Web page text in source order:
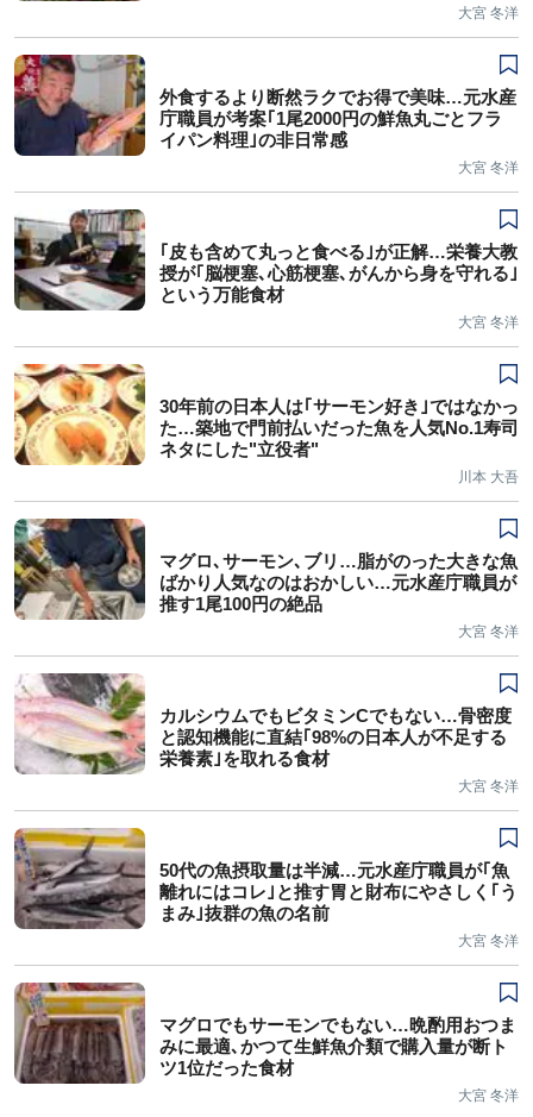
大宮 冬洋
外食するより断然ラクでお得で美味…元水産
庁職員が考案｢1尾2000円の鮮魚丸ごとフラ
イパン料理｣の非日常感
大宮 冬洋
｢皮も含めて丸っと食べる｣が正解…栄養大教
授が｢脳梗塞､心筋梗塞､がんから身を守れる｣
という万能食材
大宮 冬洋
30年前の日本人は｢サーモン好き｣ではなかっ
た…築地で門前払いだった魚を人気No.1寿司
ネタにした"立役者"
川本 大吾
マグロ､サーモン､ブリ…脂がのった大きな魚
ばかり人気なのはおかしい…元水産庁職員が
推す1尾100円の絶品
大宮 冬洋
カルシウムでもビタミンCでもない…骨密度
と認知機能に直結｢98%の日本人が不足する
栄養素｣を取れる食材
大宮 冬洋
50代の魚摂取量は半減…元水産庁職員が｢魚
離れにはコレ｣と推す胃と財布にやさしく｢う
まみ｣抜群の魚の名前
大宮 冬洋
マグロでもサーモンでもない…晩酌用おつま
みに最適､かつて生鮮魚介類で購入量が断ト
ツ1位だった食材
大宮 冬洋